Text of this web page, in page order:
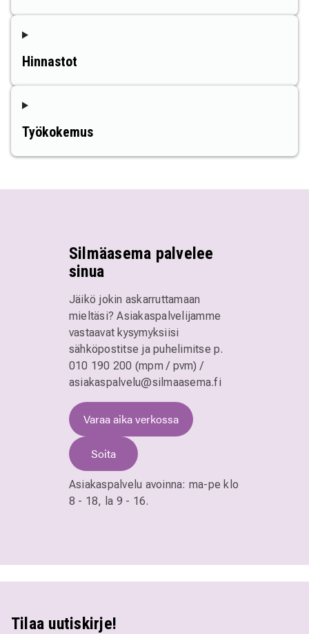
Hinnastot
Työkokemus
Silmäasema palvelee
sinua
Jäikö jokin askarruttamaan
mieltäsi? Asiakaspalvelijamme
vastaavat kysymyksiisi
sähköpostitse ja puhelimitsep.
010 190 200 (mpm / pvm)/
asiakaspalvelu@silmaasema.fi
Varaa aika verkossa
Soita
Asiakaspalvelu avoinna: ma-pe klo
8 - 18, la 9 - 16.
Tilaa uutiskirje!